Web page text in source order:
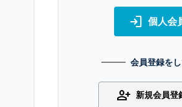
login 個人会
会員登録を
person_add 新規会員登